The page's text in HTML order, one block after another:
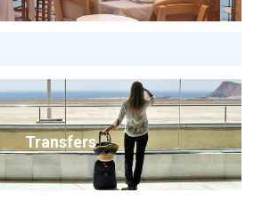
kommen rund um die
ist ein schönes Ziel für Spaziergänge
Für kulturhistorisch Interessierte
Burg von Polyrinia, von der man
sondern bei Glück auch
kann – ein eindrucksvolles
Transfers